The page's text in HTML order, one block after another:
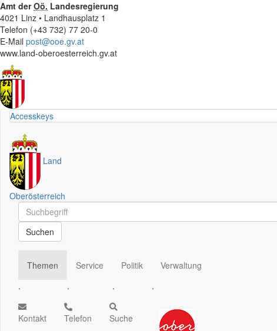
Amt derOö. Landesregierung
4021 Linz • Landhausplatz 1
Telefon (+43 732) 77 20-0
E-Mail post@ooe.gv.at
www.land-oberoesterreich.gv.at
Accesskeys
Land
Oberösterreich
Schnellsuche
Schnellsuche
Suchen
Themen
.
Service
.
Politik
.
Verwaltung
.
Kontakt
Telefon
Suche